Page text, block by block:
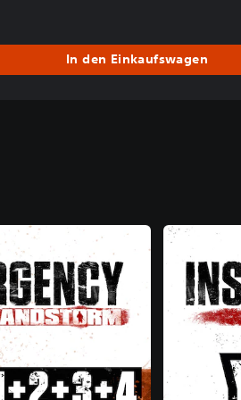
In den Einkaufswagen